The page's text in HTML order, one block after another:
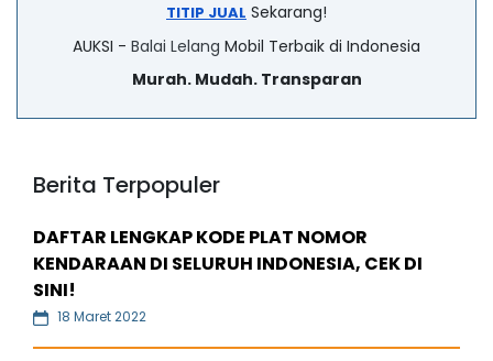
TITIP JUAL Sekarang!
AUKSI - Balai Lelang Mobil Terbaik di Indonesia
Murah. Mudah. Transparan
Berita Terpopuler
DAFTAR LENGKAP KODE PLAT NOMOR
KENDARAAN DI SELURUH INDONESIA, CEK DI
SINI!
18 Maret 2022